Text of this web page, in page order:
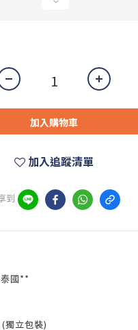
加入購物車
加入追蹤清單
到
國 **
獨立包裝)